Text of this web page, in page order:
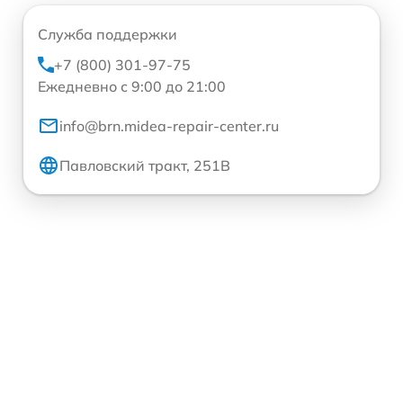
Служба поддержки
+7 (800) 301-97-75
Ежедневно с 9:00 до 21:00
info@brn.midea-repair-center.ru
Павловский тракт, 251В